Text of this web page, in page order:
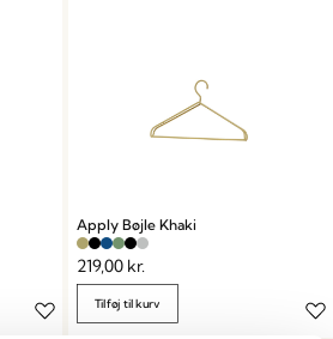
Apply Bøjle Khaki
219,00 kr.
Tilføj til kurv